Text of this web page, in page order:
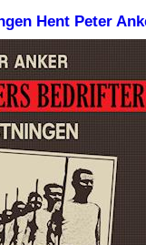
Hent Peter